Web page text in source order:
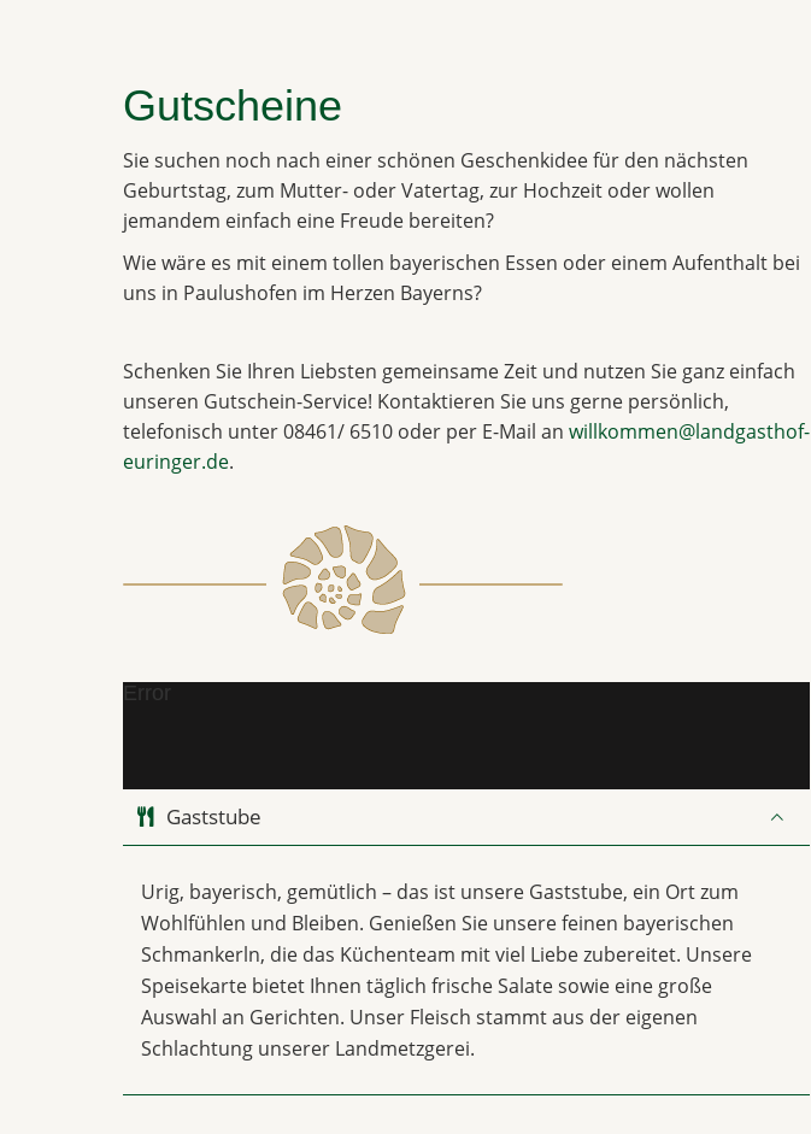
Gutscheine
Sie suchen noch nach einer schönen Geschenkidee für den nächsten
Geburtstag, zum Mutter- oder Vatertag, zur Hochzeit oder wollen
jemandem einfach eine Freude bereiten?
Wie wäre es mit einem tollen bayerischen Essen oder einem Aufenthalt bei
uns in Paulushofen im Herzen Bayerns?
Schenken Sie Ihren Liebsten gemeinsame Zeit und nutzen Sie ganz einfach
unseren Gutschein-Service! Kontaktieren Sie uns gerne persönlich,
telefonisch unter 08461/ 6510 oder per E-Mail an willkommen@landgasthof-
euringer.de.
Error
Gaststube
Urig, bayerisch, gemütlich – das ist unsere Gaststube, ein Ort zum
Wohlfühlen und Bleiben. Genießen Sie unsere feinen bayerischen
Schmankerln, die das Küchenteam mit viel Liebe zubereitet. Unsere
Speisekarte bietet Ihnen täglich frische Salate sowie eine große
Auswahl an Gerichten. Unser Fleisch stammt aus der eigenen
Schlachtung unserer Landmetzgerei.